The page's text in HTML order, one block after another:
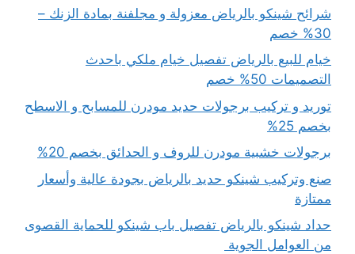
شرائح شينكو بالرياض معزولة و مجلفنة بمادة الزنك –
30% خصم
خيام للبيع بالرياض تفصيل خيام ملكي باحدث
التصميمات 50% خصم
توريد و تركيب برجولات حديد مودرن للمسابح و الاسطح
بخصم 25%
برجولات خشبية مودرن للروف و الحدائق بخصم 20%
صنع وتركيب شينكو حديد بالرياض بجودة عالية وأسعار
ممتازة
حداد شينكو بالرياض تفصيل باب شينكو للحماية القصوى
من العوامل الجوية